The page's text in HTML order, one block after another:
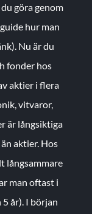
göra genom
hur man
Nu är du
fonder hos
aktier i flera
vitvaror,
är långsiktiga
aktier. Hos
långsammare
man oftast i
år). I början